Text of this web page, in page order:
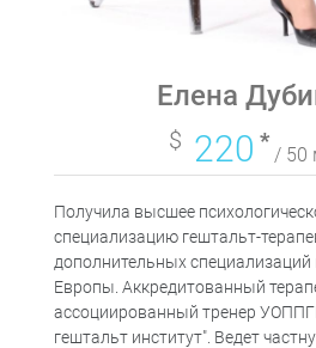
Елена
$ 220*
/ 50
Получила высшее
специализацию гештальт-
дополнительных специализаций
Европы. Аккредитованный
ассоциированный тренер
гештальт институт". Ведет